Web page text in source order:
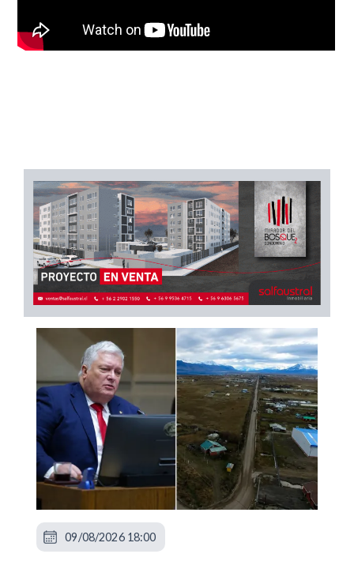
09/08/2026 18:00